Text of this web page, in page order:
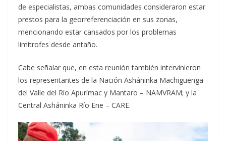
de especialistas, ambas comunidades consideraron estar
prestos para la georreferenciación en sus zonas,
mencionando estar cansados por los problemas
limítrofes desde antaño.
Cabe señalar que, en esta reunión también intervinieron
los representantes de la Nación Asháninka Machiguenga
del Valle del Río Apurímac y Mantaro – NAMVRAM; y la
Central Asháninka Río Ene – CARE.